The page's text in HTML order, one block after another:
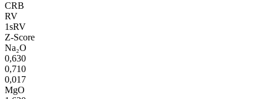
CRB
RV
1sRV
Z-Score
Na₂O
0,630
0,710
0,017
MgO